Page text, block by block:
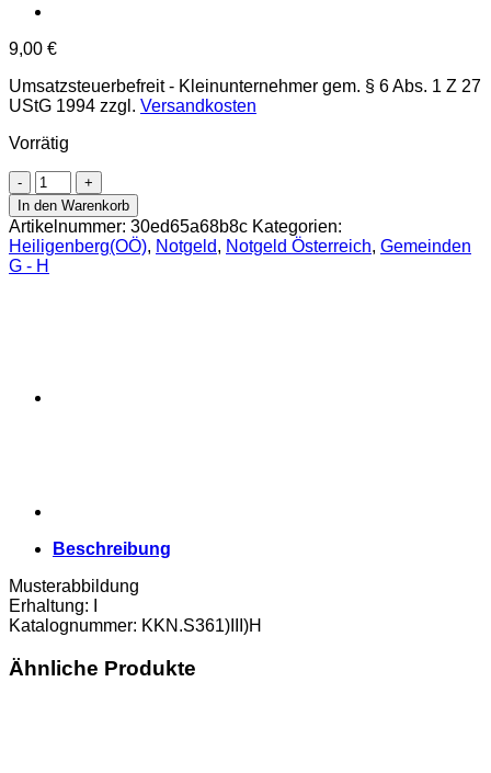
9,00 €
Umsatzsteuerbefreit - Kleinunternehmer gem. § 6 Abs. 1 Z 27
UStG 1994 zzgl. Versandkosten
Vorrätig
Heiligenberg(OÖ)
-
10,20,50
Heller
o.D.,
mit
Erh.
In den Warenkorb
Artikelnummer: 30ed65a68b8c Kategorien:
Heiligenberg(OÖ), Notgeld, Notgeld Österreich, Gemeinden
G - H
Beschreibung
Musterabbildung
Erhaltung: I
Katalognummer: KKN.S361)III)H
Ähnliche Produkte